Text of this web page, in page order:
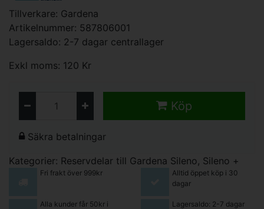
Tillverkare: Gardena
Artikelnummer: 587806001
Lagersaldo: 2-7 dagar centrallager
Exkl moms: 120 Kr
Köp
Säkra betalningar
Kategorier: Reservdelar till Gardena Sileno, Sileno +
Fri frakt över 999kr
Alltid öppet köp i 30
dagar
Alla kunder får 50kr i
Lagersaldo: 2-7 dagar